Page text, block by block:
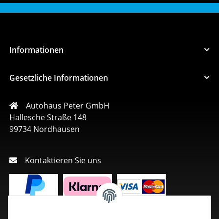
Informationen
Gesetzliche Informationen
Autohaus Peter GmbH
Hallesche Straße 148
99734 Nordhausen
Kontaktieren Sie uns